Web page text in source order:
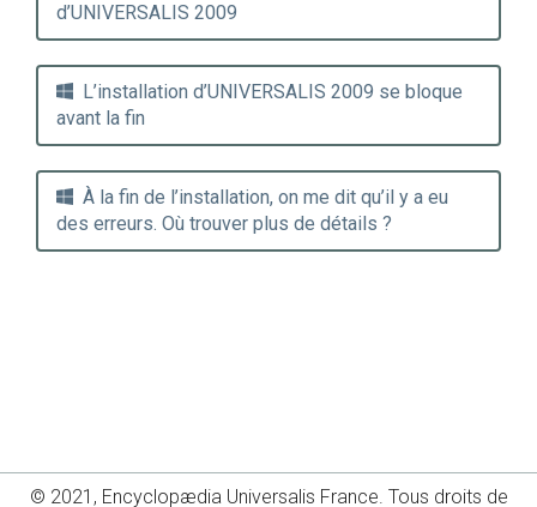
d’UNIVERSALIS 2009
L’installation d’UNIVERSALIS 2009 se bloque
avant la fin
À la fin de l’installation, on me dit qu’il y a eu
des erreurs. Où trouver plus de détails ?
© 2021, Encyclopædia Universalis France. Tous droits de